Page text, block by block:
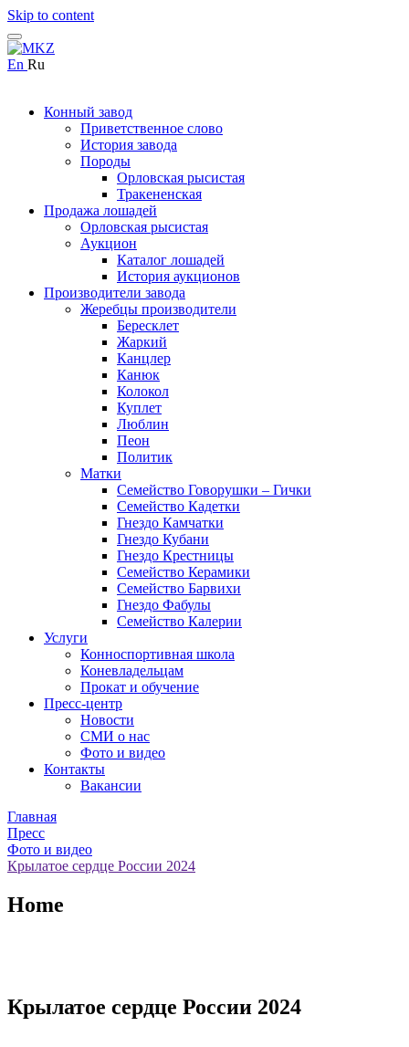
Skip to content
En Ru
Конный завод
Приветственное слово
История завода
Породы
Орловская рысистая
Тракененская
Продажа лошадей
Орловская рысистая
Аукцион
Каталог лошадей
История аукционов
Производители завода
Жеребцы производители
Бересклет
Жаркий
Канцлер
Канюк
Колокол
Куплет
Люблин
Пеон
Политик
Матки
Семейство Говорушки – Гички
Семейство Кадетки
Гнездо Камчатки
Гнездо Кубани
Гнездо Крестницы
Семейство Керамики
Семейство Барвихи
Гнездо Фабулы
Семейство Калерии
Услуги
Конноспортивная школа
Коневладельцам
Прокат и обучение
Пресс-центр
Новости
СМИ о нас
Фото и видео
Контакты
Вакансии
Главная
Пресс
Фото и видео
Крылатое сердце России 2024
Home
Крылатое сердце России 2024